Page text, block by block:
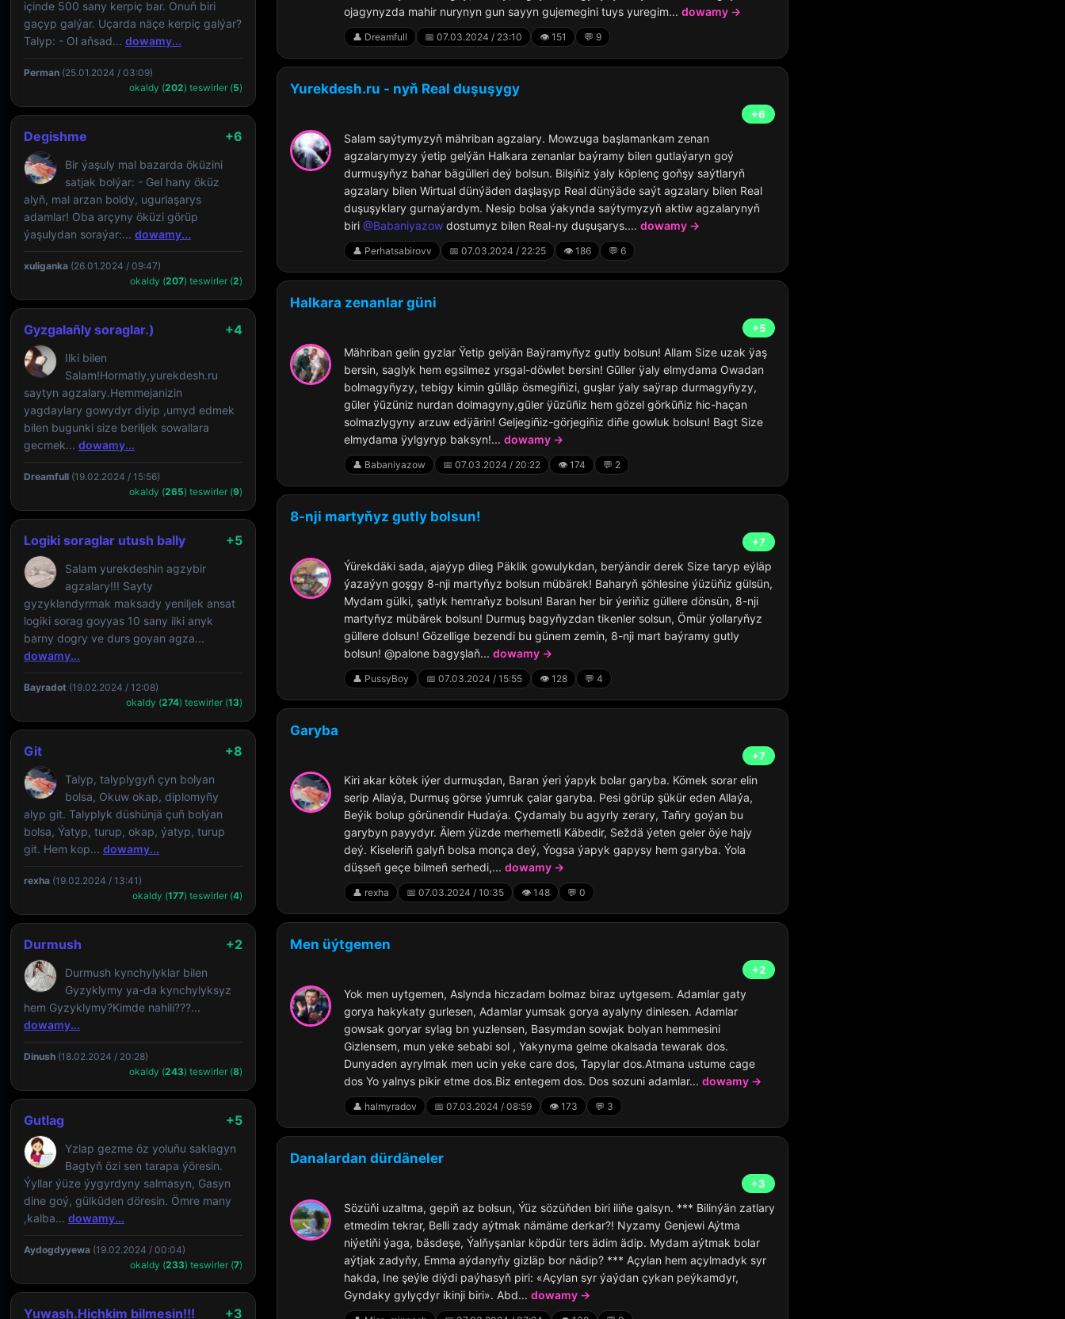
içinde 500 sany kerpiç bar. Onuň biri
gaçyp galýar. Uçarda näçe kerpiç galýar?
Talyp: - Ol aňsad... dowamy...
Perman (25.01.2024 / 03:09)
okaldy (202) teswirler (5)
Degishme +6
Bir ýaşuly mal bazarda öküzini
satjak bolýar: - Gel hany öküz
alyň, mal arzan boldy, ugurlaşarys
adamlar! Oba arçyny öküzi görüp
ýaşulydan soraýar:... dowamy...
xuliganka (26.01.2024 / 09:47)
okaldy (207) teswirler (2)
Gyzgalañly soraglar.) +4
Ilki bilen
Salam!Hormatly,yurekdesh.ru
saytyn agzalary.Hemmejanizin
yagdaylary gowydyr diyip ,umyd edmek
bilen bugunki size beriljek sowallara
gecmek... dowamy...
Dreamfull (19.02.2024 / 15:56)
okaldy (265) teswirler (9)
Logiki soraglar utush bally +5
Salam yurekdeshin agzybir
agzalary!!! Sayty
gyzyklandyrmak maksady yeniljek ansat
logiki sorag goyyas 10 sany ilki anyk
barny dogry ve durs goyan agza...
dowamy...
Bayradot (19.02.2024 / 12:08)
okaldy (274) teswirler (13)
Git +8
Talyp, talyplygyñ çyn bolyan
bolsa, Okuw okap, diplomyñy
alyp git. Talyplyk düshünjä çuñ bolýan
bolsa, Ýatyp, turup, okap, ýatyp, turup
git. Hem kop... dowamy...
rexha (19.02.2024 / 13:41)
okaldy (177) teswirler (4)
Durmush +2
Durmush kynchylyklar bilen
Gyzyklymy ya-da kynchylyksyz
hem Gyzyklymy?Kimde nahili???...
dowamy...
Dinush (18.02.2024 / 20:28)
okaldy (243) teswirler (8)
Gutlag +5
Yzlap gezme öz yoluňu saklagyn
Bagtyň özi sen tarapa ýöresin.
Ýyllar ýüze ýygyrdyny salmasyn, Gasyn
dine goý, gülküden döresin. Ömre many
,kalba... dowamy...
Aydogdyyewa (19.02.2024 / 00:04)
okaldy (233) teswirler (7)
Yuwash.Hichkim bilmesin!!! +3
ojagynyzda mahir nurynyn gun sayyn gujemegini tuys yuregim... dowamy →
👤 Dreamfull 📅 07.03.2024 / 23:10 👁️ 151 💬 9
Yurekdesh.ru - nyň Real duşuşygy
+6
Salam saýtymyzyň mähriban agzalary. Mowzuga başlamankam zenan
agzalarymyzy ýetip gelýän Halkara zenanlar baýramy bilen gutlaýaryn goý
durmuşyňyz bahar bägülleri deý bolsun. Bilşiňiz ýaly köplenç goňşy saýtlaryň
agzalary bilen Wirtual dünýäden daşlaşyp Real dünýäde saýt agzalary bilen Real
duşuşyklary gurnaýardym. Nesip bolsa ýakynda saýtymyzyň aktiw agzalarynyň
biri @Babaniyazow dostumyz bilen Real-ny duşuşarys.... dowamy →
👤 Perhatsabirovv 📅 07.03.2024 / 22:25 👁️ 186 💬 6
Halkara zenanlar güni
+5
Mähriban gelin gyzlar Ÿetip gelÿān Baÿramyñyz gutly bolsun! Allam Size uzak ÿaş
bersin, saglyk hem egsilmez yrsgal-döwlet bersin! Gūller ÿaly elmydama Owadan
bolmagyñyzy, tebigy kimin gūllāp ösmegiñizi, guşlar ÿaly saÿrap durmagyñyzy,
gūler ÿūzüniz nurdan dolmagyny,gūler ÿūzūñiz hem gözel görkūñiz hic-haçan
solmazlygyny arzuw edÿārin! Geljegiñiz-görjegiñiz diñe gowluk bolsun! Bagt Size
elmydama ÿylgyryp baksyn!... dowamy →
👤 Babaniyazow 📅 07.03.2024 / 20:22 👁️ 174 💬 2
8-nji martyňyz gutly bolsun!
+7
Ýürekdäki sada, ajaýyp dileg Päklik gowulykdan, berýändir derek Size taryp eýläp
ýazaýyn goşgy 8-nji martyňyz bolsun mübärek! Baharyň şöhlesine ýüzüňiz gülsün,
Mydam gülki, şatlyk hemraňyz bolsun! Baran her bir ýeriňiz güllere dönsün, 8-nji
martyňyz mübärek bolsun! Durmuş bagyňyzdan tikenler solsun, Ömür ýollaryňyz
güllere dolsun! Gözellige bezendi bu günem zemin, 8-nji mart baýramy gutly
bolsun! @palone bagyşlaň... dowamy →
👤 PussyBoy 📅 07.03.2024 / 15:55 👁️ 128 💬 4
Garyba
+7
Kiri akar kötek iýer durmuşdan, Baran ýeri ýapyk bolar garyba. Kömek sorar elin
serip Allaýa, Durmuş görse ýumruk çalar garyba. Pesi görüp şükür eden Allaýa,
Beýik bolup görünendir Hudaýa. Çydamaly bu agyrly zerary, Tañry goýan bu
garybyn payydyr. Älem ýüzde merhemetli Käbedir, Seždä ýeten geler öýe hajy
deý. Kiseleriñ galyñ bolsa monça deý, Ýogsa ýapyk gapysy hem garyba. Ýola
düşseñ geçe bilmeñ serhedi,... dowamy →
👤 rexha 📅 07.03.2024 / 10:35 👁️ 148 💬 0
Men üýtgemen
+2
Yok men uytgemen, Aslynda hiczadam bolmaz biraz uytgesem. Adamlar gaty
gorya hakykaty gurlesen, Adamlar yumsak gorya ayalyny dinlesen. Adamlar
gowsak goryar sylag bn yuzlensen, Basymdan sowjak bolyan hemmesini
Gizlensem, mun yeke sebabi sol , Yakynyma gelme okalsada tewarak dos.
Dunyaden ayrylmak men ucin yeke care dos, Tapylar dos.Atmana ustume cage
dos Yo yalnys pikir etme dos.Biz entegem dos. Dos sozuni adamlar... dowamy →
👤 halmyradov 📅 07.03.2024 / 08:59 👁️ 173 💬 3
Danalardan dürdäneler
+3
Sözüňi uzaltma, gepiň az bolsun, Ýüz sözüňden biri iliňe galsyn. *** Bilinýän zatlary
etmedim tekrar, Belli zady aýtmak nämäme derkar?! Nyzamy Genjewi Aýtma
niýetiňi ýaga, bäsdeşe, Ýalňyşanlar köpdür ters ädim ädip. Mydam aýtmak bolar
aýtjak zadyňy, Emma aýdanyňy gizläp bor nädip? *** Açylan hem açylmadyk syr
hakda, Ine şeýle diýdi paýhasyň piri: «Açylan syr ýaýdan çykan peýkamdyr,
Gyndaky gylyçdyr ikinji biri». Abd... dowamy →